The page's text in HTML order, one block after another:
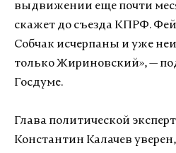
выдвижении еще почти
скажет до съезда КПРФ.
Собчак исчерпаны и уже
только Жириновский», —
Госдуме.
Глава политической
Константин Калачев